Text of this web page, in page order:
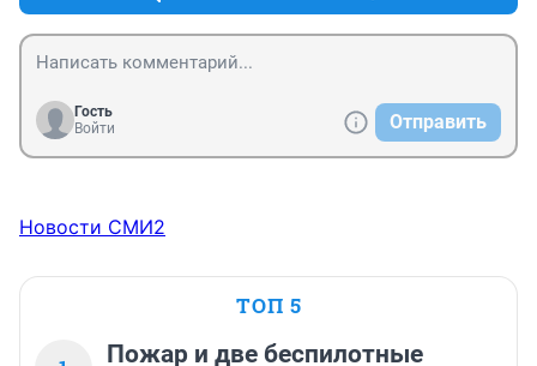
Гость
Войти
Отправить
Новости СМИ2
ТОП 5
Пожар и две беспилотные